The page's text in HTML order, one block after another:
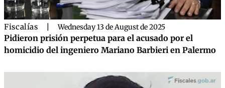
Fiscalías Wednesday 13 de August de 2025
Pidieron prisión perpetua para el acusado por el
homicidio del ingeniero Mariano Barbieri en Palermo